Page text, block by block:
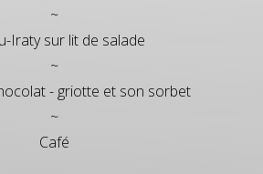
~
Iraty sur lit de salade
~
- griotte et son sorbet
~
Café